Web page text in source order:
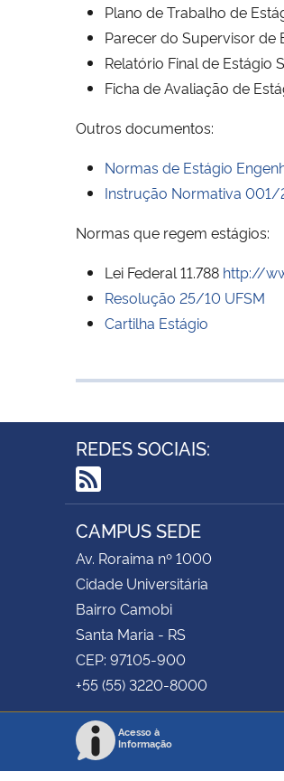
Plano de Trabalho de
Parecer do Supervisor de
Relatório Final de Estágio
Ficha de Avaliação de
Outros documentos:
Normas de Estágio
Instrução Normativa 001/
Normas que regem estágios:
Lei Federal 11.788 http://
Resolução 25/10 UFSM
Cartilha Estágio
REDES SOCIAIS:
RSS
CAMPUS SEDE
Av. Roraima nº 1000
Cidade Universitária
Bairro Camobi
Santa Maria - RS
CEP: 97105-900
+55 (55) 3220-8000
Acesso à
Informação